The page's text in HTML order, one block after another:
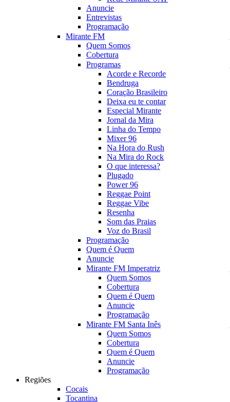
Anuncie
Entrevistas
Programação
Mirante FM
Quem Somos
Cobertura
Programas
Acorde e Recorde
Bendruga
Coração Brasileiro
Deixa eu te contar
Especial Mirante
Jornal da Mira
Linha do Tempo
Mixer 96
Na Hora do Rush
Na Mira do Rock
O que interessa?
Plugado
Power 96
Reggae Point
Reggae Vibe
Resenha
Som das Praias
Voz do Brasil
Programação
Quem é Quem
Anuncie
Mirante FM Imperatriz
Quem Somos
Cobertura
Quem é Quem
Anuncie
Programação
Mirante FM Santa Inês
Quem Somos
Cobertura
Quem é Quem
Anuncie
Programação
Regiões
Cocais
Tocantina